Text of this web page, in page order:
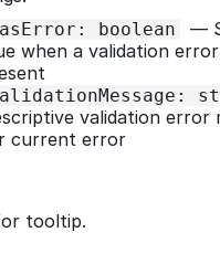
boolean —
when a validation error
validation error
current error
tooltip.